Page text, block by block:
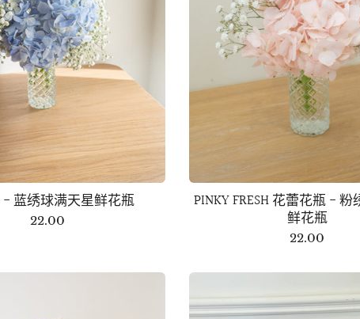
蓝绣球满天星鲜花瓶
22.00
PINKY FRESH 花蕾花瓶 -
鲜花瓶
22.00